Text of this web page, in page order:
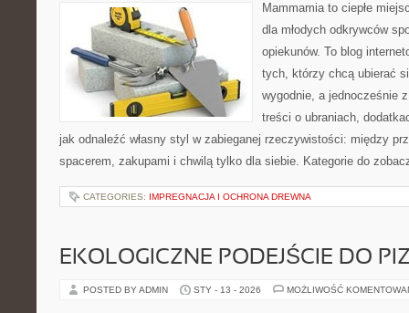
Mammamia to ciepłe
dla młodych odkrywców
opiekunów. To blog
tych, którzy chcą ubierać
wygodnie, a jednocześnie
treści o ubraniach,
jak odnaleźć własny styl w zabieganej rzeczywistości: między
spacerem, zakupami i chwilą tylko dla siebie. Kategorie do
CATEGORIES: IMPREGNACJA I OCHRONA DREWNA
EKOLOGICZNE PODEJŚCIE DO
POSTED BY ADMIN STY - 13 - 2026 MOŻLIWOŚĆ